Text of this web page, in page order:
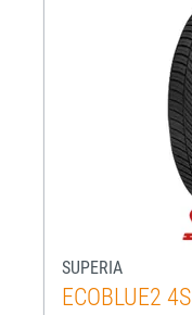
SUPERIA
ECOBLUE2 4S